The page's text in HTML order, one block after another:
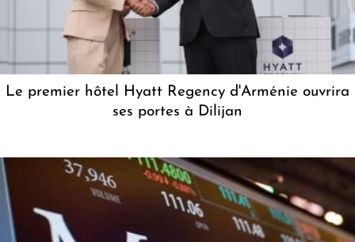
Le premier hôtel Hyatt Regency d'Arménie ouvrira
ses portes à Dilijan